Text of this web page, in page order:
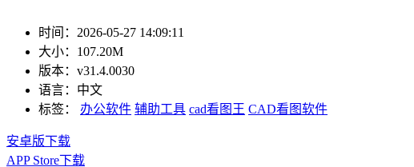
时间： 2026-05-27 14:09:11
大小： 107.20M
版本： v31.4.0030
语言： 中文
标签：
办公软件 辅助工具 cad看图王 CAD看图软件
安卓版下载
APP Store下载